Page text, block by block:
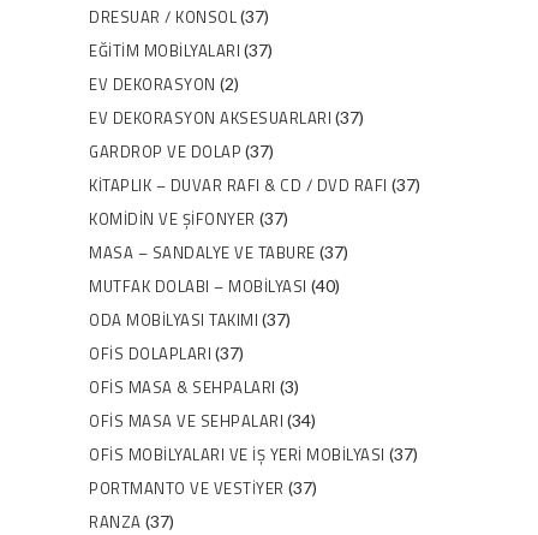
DRESUAR / KONSOL(37)
EĞITIM MOBILYALARI (37)
EV DEKORASYON (2)
EV DEKORASYON AKSESUARLARI (37)
GARDROP VE DOLAP (37)
KITAPLIK – DUVAR RAFI & CD / DVD RAFI (37)
KOMIDIN VE ŞIFONYER (37)
MASA – SANDALYE VE TABURE (37)
MUTFAK DOLABI – MOBILYASI (40)
ODA MOBILYASI TAKIMI (37)
OFIS DOLAPLARI (37)
OFIS MASA & SEHPALARI (3)
OFIS MASA VE SEHPALARI (34)
OFIS MOBILYALARI VE İŞ YERI MOBILYASI (37)
PORTMANTO VE VESTIYER (37)
RANZA (37)